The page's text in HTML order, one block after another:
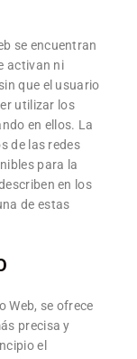
se encuentran
activan ni
que el usuario
utilizar los
en ellos. La
de las redes
para la
en los
de estas
Web, se ofrece
precisa y
el